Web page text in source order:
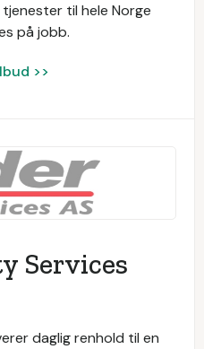
til hele Norge
på jobb.
>>
Services
daglig renhold til en